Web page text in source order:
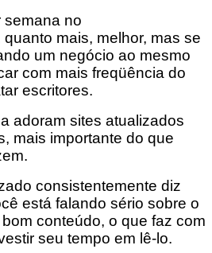
semana no
mais, melhor, mas se
um negócio ao mesmo
com mais freqüência do
escritores.
adoram sites atualizados
mais importante do que
consistentemente diz
está falando sério sobre o
conteúdo, o que faz com
seu tempo em lê-lo.